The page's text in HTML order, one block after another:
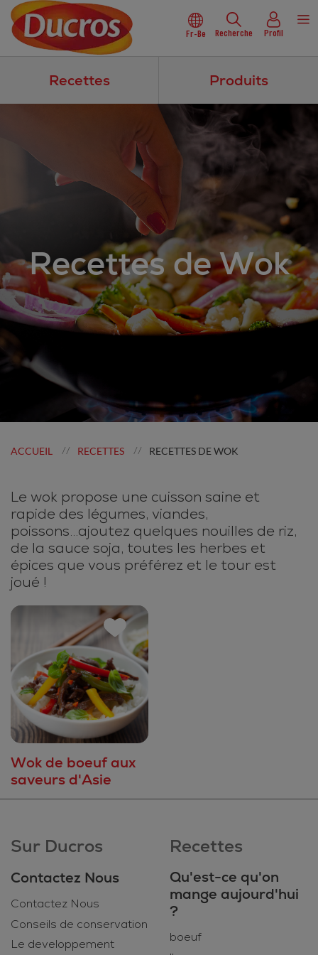
Fr-Be Recherche Profil
Recettes Produits
Recettes de Wok
ACCUEIL // RECETTES // RECETTES DE WOK
Le wok propose une cuisson saine et
rapide des légumes, viandes,
poissons...ajoutez quelques nouilles de riz,
de la sauce soja, toutes les herbes et
épices que vous préférez et le tour est
joué !
Wok de boeuf aux
saveurs d'Asie
Sur Ducros
Contactez Nous
Contactez Nous
Conseils de conservation
Le developpement
Recettes
Qu'est-ce qu'on
mange aujourd'hui
?
boeuf